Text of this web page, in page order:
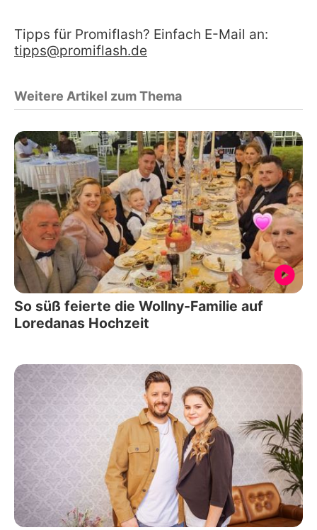
Tipps für Promiflash? Einfach E-Mail an:
tipps@promiflash.de
Weitere Artikel zum Thema
So süß feierte die Wollny-Familie auf
Loredanas Hochzeit